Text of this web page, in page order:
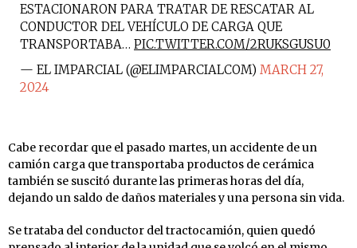
ESTACIONARON PARA TRATAR DE RESCATAR AL
CONDUCTOR DEL VEHÍCULO DE CARGA QUE
TRANSPORTABA… PIC.TWITTER.COM/2RUKSGUSU0
— EL IMPARCIAL (@ELIMPARCIALCOM) MARCH 27,
2024
Cabe recordar que el pasado martes, un accidente de un
camión carga que transportaba productos de cerámica
también se suscitó durante las primeras horas del día,
dejando un saldo de daños materiales y una persona sin vida.
Se trataba del conductor del tractocamión, quien quedó